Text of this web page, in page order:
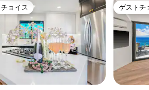
ストチョイスです。
ョイス ゲストチ
ゲストチ